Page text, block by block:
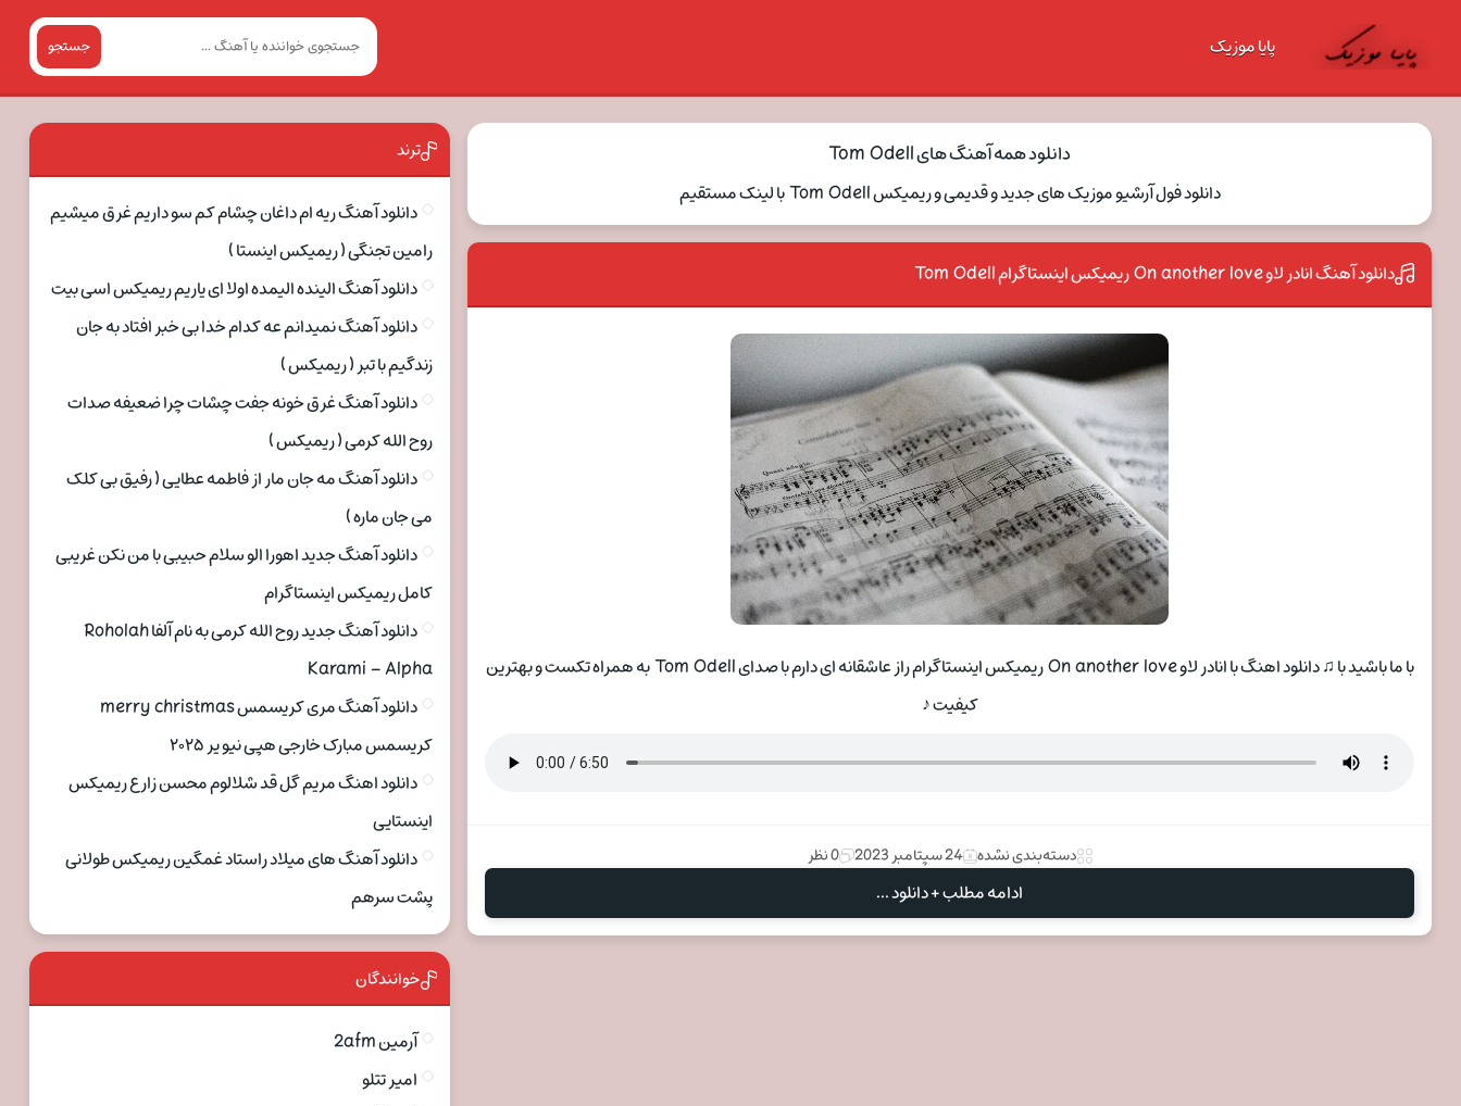
پایا موزیک جستجو
دانلود همه آهنگ های Tom Odell
دانلود فول آرشیو موزیک های جدید و قدیمی و ریمیکس Tom Odell با لینک مستقیم
دانلود آهنگ انادر لاو On another love ریمیکس اینستاگرام Tom Odell
با ما باشید با ♫ دانلود اهنگ با انادر لاو On another love ریمیکس اینستاگرام راز عاشقانه ای دارم با صدای Tom Odell به همراه تکست و بهترین
کیفیت ♪
دسته‌بندی نشده 24 سپتامبر 2023 0 نظر
ادامه مطلب + دانلود ...
ترند
دانلود آهنگ ریه ام داغان چشام کم سو داریم غرق میشیم
رامین تجنگی ( ریمیکس اینستا )
دانلود آهنگ الینده الیمده اولا ای یاریم ریمیکس اسی بیت
دانلود آهنگ نمیدانم عه کدام خدا بی خبر افتاد به جان
زندگیم با تبر ( ریمیکس )
دانلود آهنگ غرق خونه جفت چشات چرا ضعیفه صدات
روح الله کرمی ( ریمیکس )
دانلود آهنگ مه جان مار از فاطمه عطایی ( رفیق بی کلک
می جان ماره )
دانلود آهنگ جدید اهورا الو سلام حبیبی با من نکن غریبی
کامل ریمیکس اینستاگرام
دانلود آهنگ جدید روح الله کرمی به نام آلفا Roholah
Karami – Alpha
دانلود آهنگ مری کریسمس merry christmas
کریسمس مبارک خارجی هپی نیو یر ۲۰۲۵
دانلود اهنگ مریم گل قد شلالوم محسن زارع ریمیکس
اینستایی
دانلود آهنگ های میلاد راستاد غمگین ریمیکس طولانی
پشت سرهم
خوانندگان
آرمین 2afm
امیر تتلو